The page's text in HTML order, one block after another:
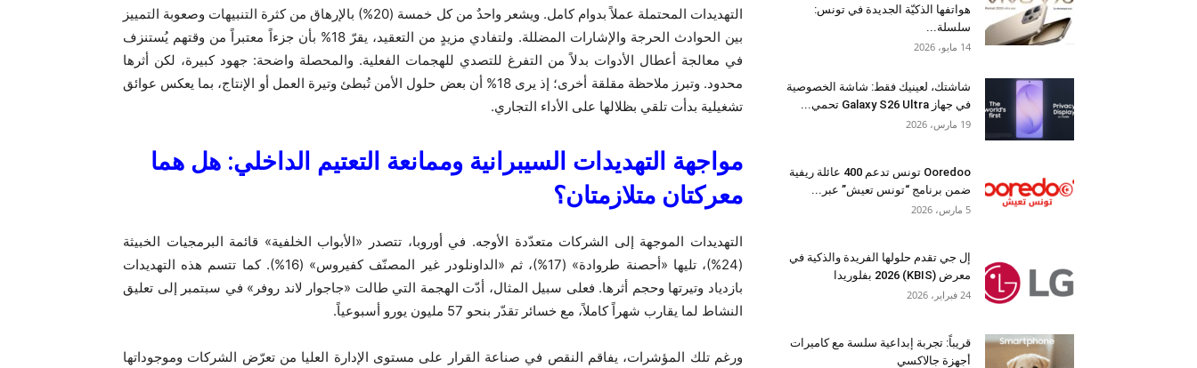
التهديدات المحتملة عملاً بدوام كامل. ويشعر واحدٌ من كل خمسة (20%) بالإرهاق من كثرة التنبيهات وصعوبة التمييز
بين الحوادث الحرجة والإشارات المضللة. ولتفادي مزيدٍ من التعقيد، يقرّ 18% بأن جزءاً معتبراً من وقتهم يُستنزف
في معالجة أعطال الأدوات بدلاً من التفرغ للتصدي للهجمات الفعلية. والمحصلة واضحة: جهود كبيرة، لكن أثرها
محدود. وتبرز ملاحظة مقلقة أخرى؛ إذ يرى 18% أن بعض حلول الأمن تُبطئ وتيرة العمل أو الإنتاج، بما يعكس عوائق
تشغيلية بدأت تلقي بظلالها على الأداء التجاري.
مواجهة التهديدات السيبرانية وممانعة التعتيم الداخلي: هل هما
معركتان متلازمتان؟
التهديدات الموجهة إلى الشركات متعدّدة الأوجه. في أوروبا، تتصدر «الأبواب الخلفية» قائمة البرمجيات الخبيثة
(24%)، تليها «أحصنة طروادة» (17%)، ثم «الداونلودر غير المصنّف كفيروس» (16%). كما تتسم هذه التهديدات
بازدياد وتيرتها وحجم أثرها. فعلى سبيل المثال، أدّت الهجمة التي طالت «جاجوار لاند روفر» في سبتمبر إلى تعليق
النشاط لما يقارب شهراً كاملاً، مع خسائر تقدّر بنحو 57 مليون يورو أسبوعياً.
ورغم تلك المؤشرات، يفاقم النقص في صناعة القرار على مستوى الإدارة العليا من تعرّض الشركات وموجوداتها
هواتفها الذكيّة الجديدة في تونس:
سلسلة...
14 مايو، 2026
شاشتك، لعينيك فقط: شاشة الخصوصية
في جهاز Galaxy S26 Ultra تحمي...
19 مارس، 2026
Ooredoo تونس تدعم 400 عائلة ريفية
ضمن برنامج “تونس تعيش” عبر...
5 مارس، 2026
إل جي تقدم حلولها الفريدة والذكية في
معرض (KBIS) 2026 بفلوريدا
24 فبراير، 2026
قريباً: تجربة إبداعية سلسة مع كاميرات
أجهزة جالاكسي